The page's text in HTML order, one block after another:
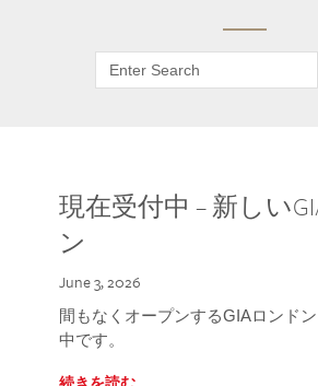
現在受付中 – 新しい
ン
June 3, 2026
間もなくオープンするGIAロンド
中です。